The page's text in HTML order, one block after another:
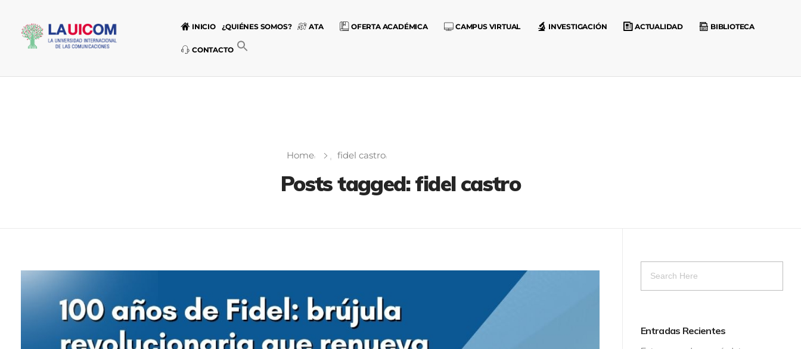
INICIO ¿QUIÉNES SOMOS? ATA OFERTA ACADÉMICA CAMPUS VIRTUAL INVESTIGACIÓN ACTUALIDAD BIBLIOTECA
CONTACTO
Home fidel castro
Posts tagged: fidel castro
Entradas Recientes